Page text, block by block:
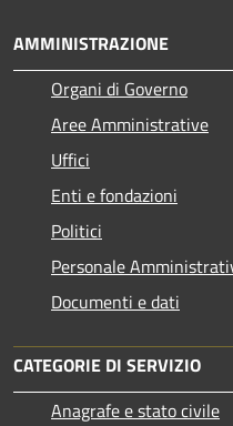
AMMINISTRAZIONE
Organi di Governo
Aree Amministrative
Uffici
Enti e fondazioni
Politici
Personale
Documenti e dati
CATEGORIE DI SERVIZIO
Anagrafe e stato civile